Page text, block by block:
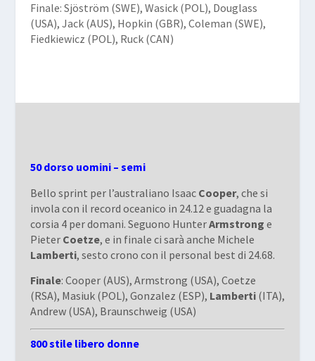
Finale: Sjöström (SWE), Wasick (POL), Douglass
(USA), Jack (AUS), Hopkin (GBR), Coleman (SWE),
Fiedkiewicz (POL), Ruck (CAN)
50 dorso uomini – semi
Bello sprint per l’australiano Isaac Cooper, che si
invola con il record oceanico in 24.12 e guadagna la
corsia 4 per domani. Seguono HunterArmstrong e
Pieter Coetze, e in finale ci sarà anche Michele
Lamberti, sesto crono con il personal best di 24.68.
Finale: Cooper (AUS), Armstrong (USA), Coetze
(RSA), Masiuk (POL), Gonzalez (ESP), Lamberti(ITA),
Andrew (USA), Braunschweig (USA)
800 stile libero donne